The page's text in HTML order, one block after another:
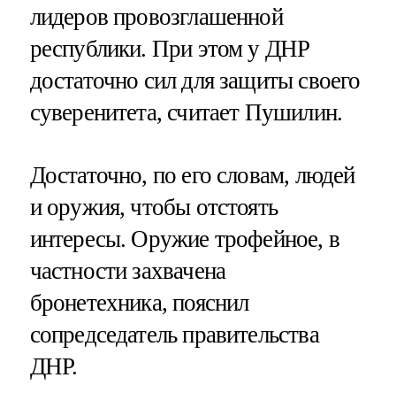
лидеров провозглашенной
республики. При этом у ДНР
достаточно сил для защиты своего
суверенитета, считает Пушилин.
Достаточно, по его словам, людей
и оружия, чтобы отстоять
интересы. Оружие трофейное, в
частности захвачена
бронетехника, пояснил
сопредседатель правительства
ДНР.